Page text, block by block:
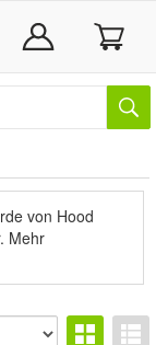
von Hood
Mehr